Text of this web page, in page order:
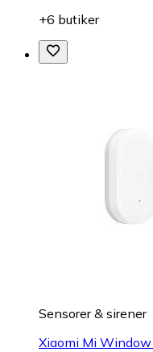
+6 butiker
Sensorer & sirener
Xiaomi Mi